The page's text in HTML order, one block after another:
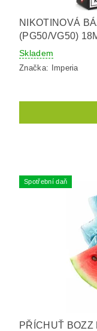
NIKOTINOVÁ
(PG50/VG50)
Skladem
Značka: Imperia
Spotřební daň
PŘÍCHUŤ BOZZ